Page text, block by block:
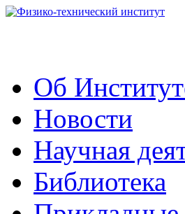
Об
Новости
Научная
Библиотека